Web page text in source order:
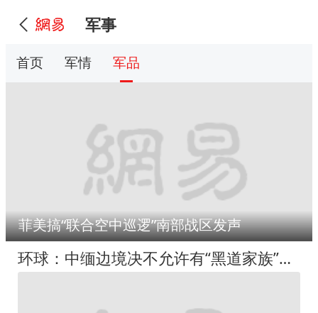
军事
首页 军情 军品
菲美搞“联合空中巡逻”南部战区发声
环球：中缅边境决不允许有“黑道家族”存在